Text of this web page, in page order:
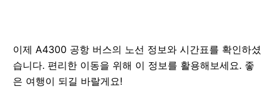
이제 A4300 공항 버스의 노선 정보와 시간표를 확인하셨
습니다. 편리한 이동을 위해 이 정보를 활용해보세요. 좋
은 여행이 되길 바랄게요!